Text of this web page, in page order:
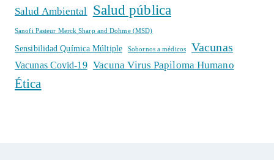
Salud Ambiental Salud pública
Sanofi Pasteur Merck Sharp and Dohme (MSD)
Sensibilidad Química Múltiple Sobornos a médicos Vacunas
Vacunas Covid-19 Vacuna Virus Papiloma Humano
Ética